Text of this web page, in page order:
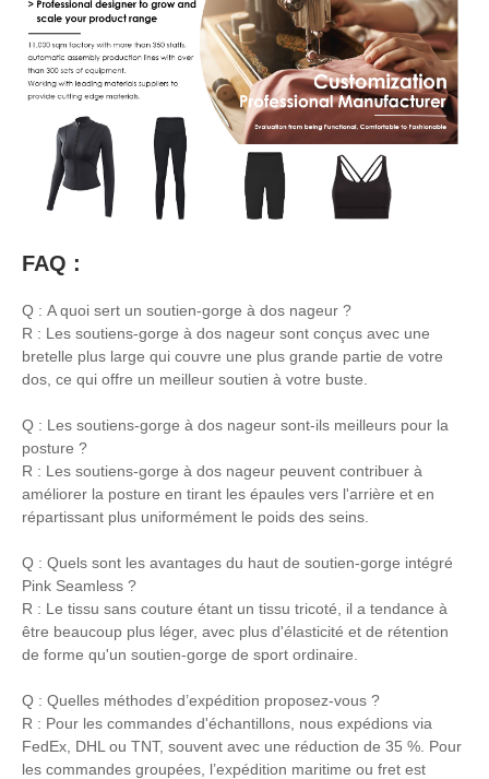
FAQ :
Q : A quoi sert un soutien-gorge à dos nageur ?
R : Les soutiens-gorge à dos nageur sont conçus avec une
bretelle plus large qui couvre une plus grande partie de votre
dos, ce qui offre un meilleur soutien à votre buste.
Q : Les soutiens-gorge à dos nageur sont-ils meilleurs pour la
posture ?
R : Les soutiens-gorge à dos nageur peuvent contribuer à
améliorer la posture en tirant les épaules vers l'arrière et en
répartissant plus uniformément le poids des seins.
Q : Quels sont les avantages du haut de soutien-gorge intégré
Pink Seamless ?
R : Le tissu sans couture étant un tissu tricoté, il a tendance à
être beaucoup plus léger, avec plus d'élasticité et de rétention
de forme qu'un soutien-gorge de sport ordinaire.
Q : Quelles méthodes d’expédition proposez-vous ?
R : Pour les commandes d'échantillons, nous expédions via
FedEx, DHL ou TNT, souvent avec une réduction de 35 %. Pour
les commandes groupées, l’expédition maritime ou fret est